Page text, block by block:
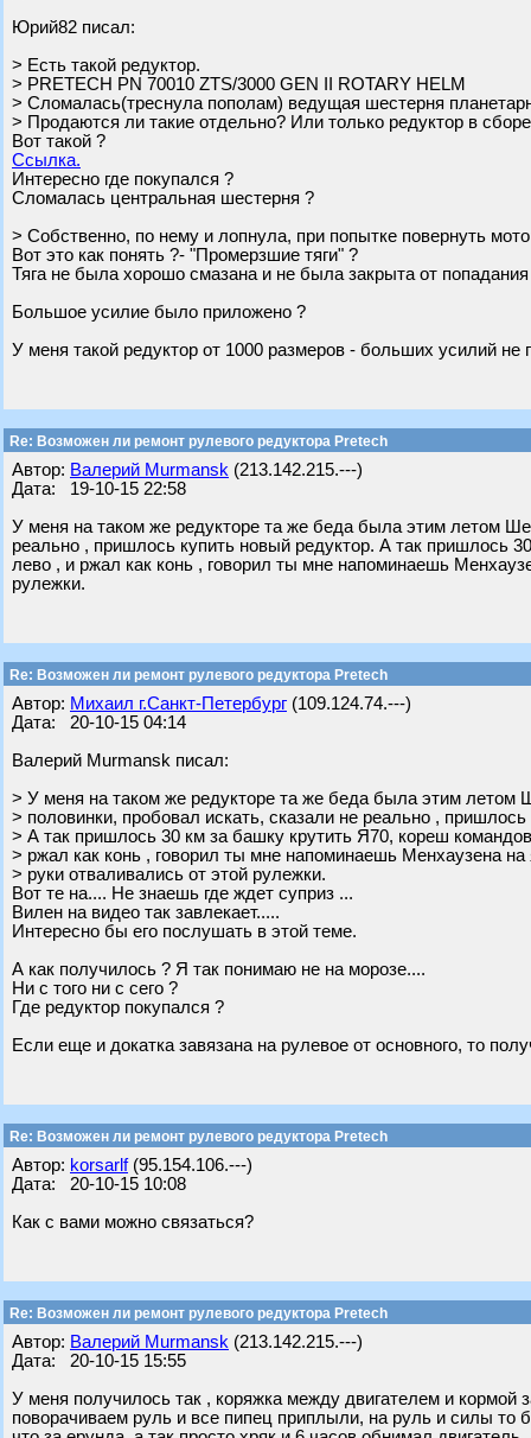
Юрий82 писал:
> Есть такой редуктор.
> PRETECH PN 70010 ZTS/3000 GEN II ROTARY HELM
> Сломалась(треснула пополам) ведущая шестерня
> Продаются ли такие отдельно? Или только редуктор в
Вот такой ?
Ссылка.
Интересно где покупался ?
Сломалась центральная шестерня ?
> Собственно, по нему и лопнула, при попытке повернуть
Вот это как понять ?- "Промерзшие тяги" ?
Тяга не была хорошо смазана и не была закрыта от
Большое усилие было приложено ?
У меня такой редуктор от 1000 размеров - больших усилий не
Re: Возможен ли ремонт рулевого редуктора Pretech
Автор: Валерий Murmansk (213.142.215.---)
Дата: 19-10-15 22:58
У меня на таком же редукторе та же беда была этим летом
реально , пришлось купить новый редуктор. А так пришлось
лево , и ржал как конь , говорил ты мне напоминаешь
рулежки.
Re: Возможен ли ремонт рулевого редуктора Pretech
Автор: Михаил г.Санкт-Петербург (109.124.74.---)
Дата: 20-10-15 04:14
Валерий Murmansk писал:
> У меня на таком же редукторе та же беда была этим летом
> половинки, пробовал искать, сказали не реально ,
> А так пришлось 30 км за башку крутить Я70, кореш
> ржал как конь , говорил ты мне напоминаешь Менхаузена
> руки отваливались от этой рулежки.
Вот те на.... Не знаешь где ждет суприз ...
Вилен на видео так завлекает.....
Интересно бы его послушать в этой теме.
А как получилось ? Я так понимаю не на морозе....
Ни с того ни с сего ?
Где редуктор покупался ?
Если еще и докатка завязана на рулевое от основного, то
Re: Возможен ли ремонт рулевого редуктора Pretech
Автор: korsarlf(95.154.106.---)
Дата: 20-10-15 10:08
Как с вами можно связаться?
Re: Возможен ли ремонт рулевого редуктора Pretech
Автор: Валерий Murmansk (213.142.215.---)
Дата: 20-10-15 15:55
У меня получилось так , коряжка между двигателем и кормой
поворачиваем руль и все пипец приплыли, на руль и силы